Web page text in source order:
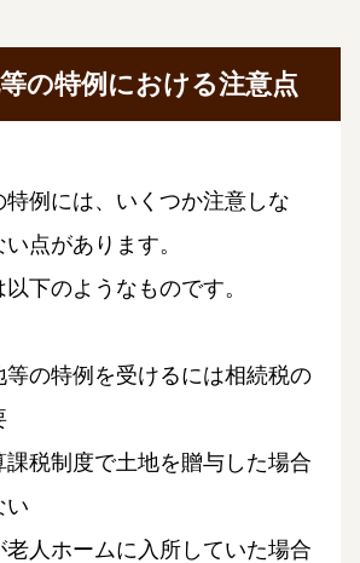
の特例における注意点
例には、いくつか注意しな
点があります。
下のようなものです。
等の特例を受けるには相続税の
課税制度で土地を贈与した場合
い
老人ホームに入所していた場合